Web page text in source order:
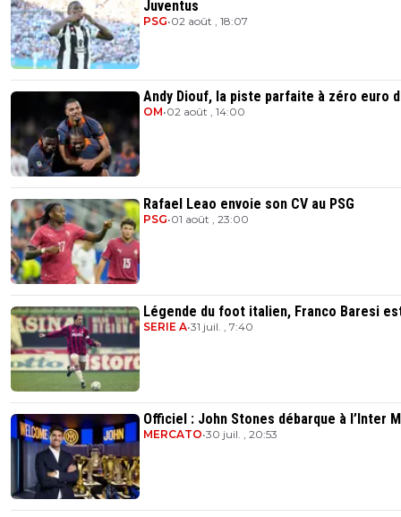
Juventus
PSG•02 août , 18:07
Andy Diouf, la piste parfaite à zéro euro
OM•02 août , 14:00
Rafael Leao envoie son CV au PSG
PSG•01 août , 23:00
Légende du foot italien, Franco Baresi
SERIE A•31 juil. , 7:40
Officiel : John Stones débarque à l’Inter
MERCATO•30 juil. , 20:53